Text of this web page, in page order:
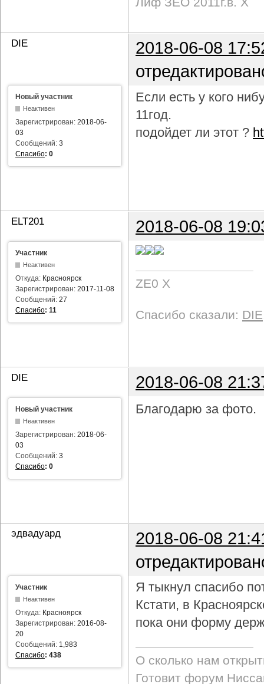
DIE
2018-06-08
Новый участник
Неактивен
Зарегистрирован: 2018-06-
03
Сообщений: 3
Спасибо: 0
Если есть у кого
11год.
подойдет ли этот ?
ELT201 2018-06-08
Участник
Неактивен
Откуда: Красноярск
Зарегистрирован: 2017-11-08
Сообщений: 27
Спасибо: 11
ZE0 X
Спасибо сказали: DIE
DIE 2018-06-08
Новый участник
Неактивен
Зарегистрирован: 2018-06-
03
Сообщений: 3
Спасибо: 0
Благодарю за фото.
эдвадуард
2018-06-08
Участник
Неактивен
Откуда: Красноярск
Зарегистрирован: 2016-08-
20
Сообщений: 1,983
Спасибо: 438
Я тыкнул спасибо
Кстати, в
пока они форму
О сколько нам
Готовит форум